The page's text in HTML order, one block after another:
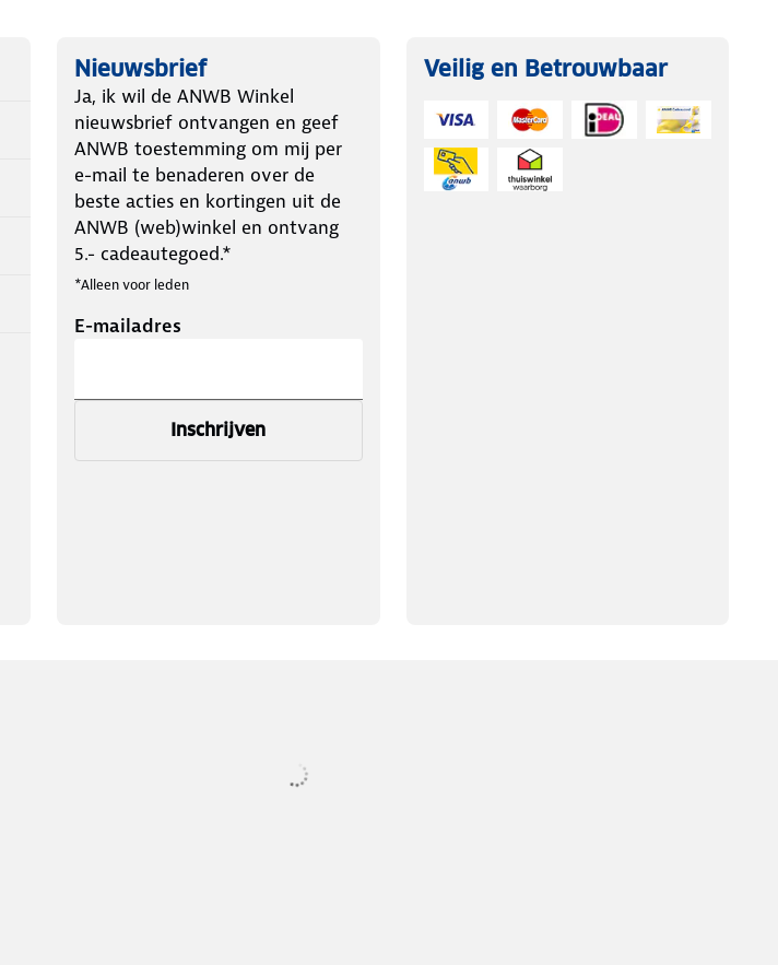
Nieuwsbrief
Ja, ik wil de ANWB Winkel
nieuwsbrief ontvangen en geef
ANWB toestemming om mij per
e-mail te benaderen over de
beste acties en kortingen uit de
ANWB (web)winkel en ontvang
5.- cadeautegoed.*
*Alleen voor leden
E-mailadres
Inschrijven
Veilig en Betrouwbaar